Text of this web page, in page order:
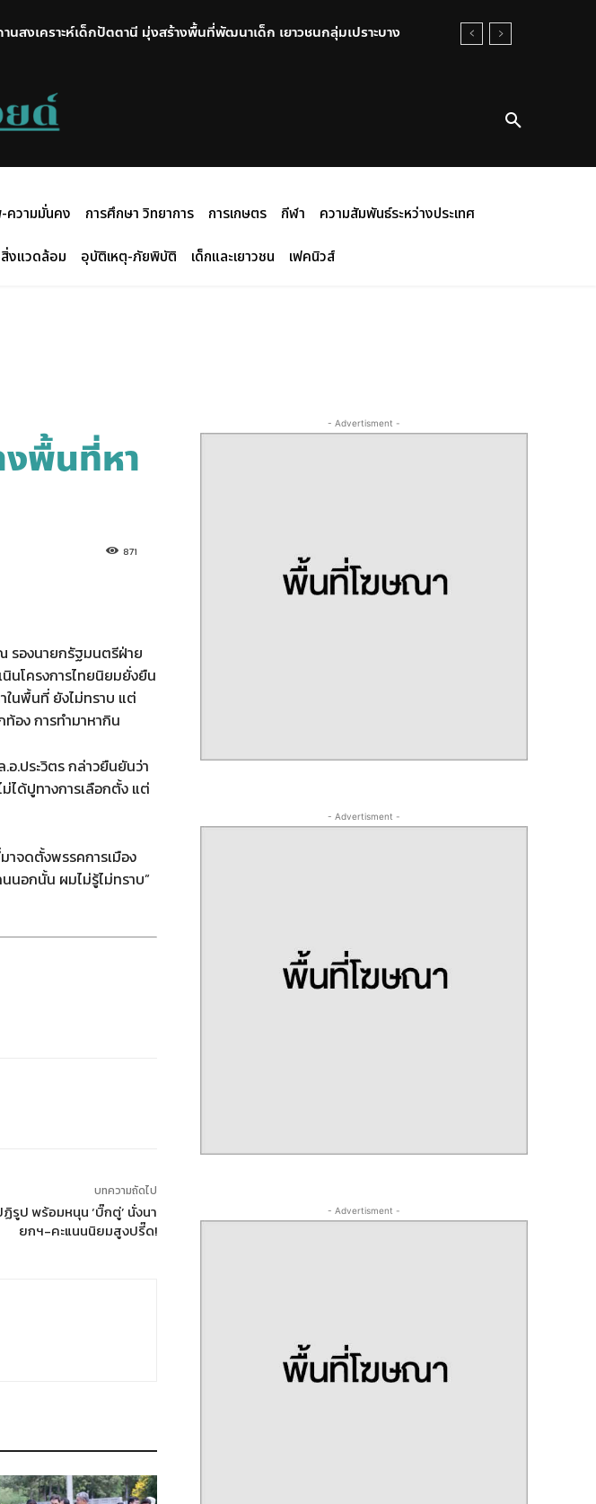
นสงเคราะห์เด็กปัตตานี มุ่งสร้างพื้นที่พัฒนาเด็ก เยาวชนกลุ่มเปราะบาง
ความมั่นคง การศึกษา วิทยาการ การเกษตร กีฬา
ความสัมพันธ์ระหว่างประเทศ
งแวดล้อม อุบัติเหตุ-ภัยพิบัติ เด็กและเยาวชน เฟคนิวส์
งพื้นที่หา
871
รองนายกรัฐมนตรีฝ่าย
นโครงการไทยนิยมยั่งยืน
นพื้นที่ ยังไม่ทราบ แต่
อง การทำมาหากิน
.ประวิตร กล่าวยืนยันว่า
ได้ปูทางการเลือกตั้ง แต่
าจดตั้งพรรคการเมือง
อกนั้น ผมไม่รู้ไม่ทราบ”
บทความถัดไป
รูป พร้อมหนุน ‘บิ๊กตู่’ นั่งนา
ยกฯ-คะแนนนิยมสูงปรี๊ด!
- Advertisment -
- Advertisment -
- Advertisment -